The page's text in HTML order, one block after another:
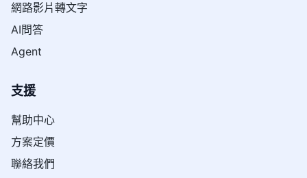
網路影片轉文字
AI問答
Agent
支援
幫助中心
方案定價
聯絡我們